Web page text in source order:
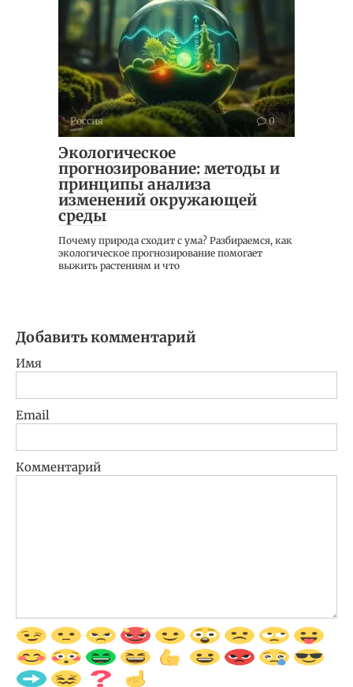
Россия 0
Экологическое
прогнозирование: методы и
принципы анализа
изменений окружающей
среды
Почему природа сходит с ума? Разбираемся, как
экологическое прогнозирование помогает
выжить растениям и что
Добавить комментарий
Имя
Email
Комментарий